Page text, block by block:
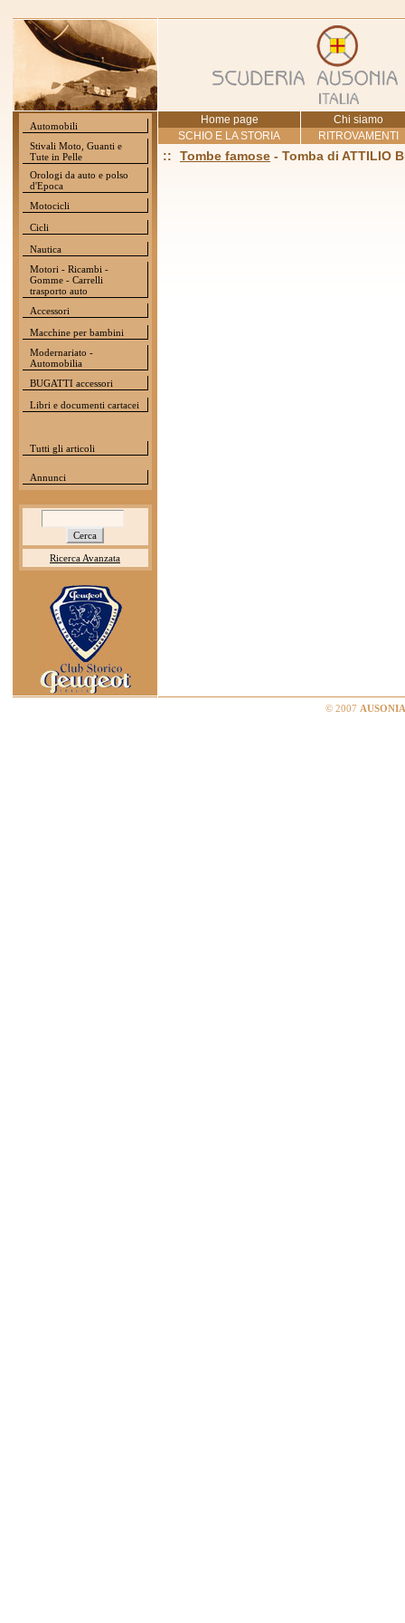
Automobili
Stivali Moto, Guanti e
Tute in Pelle
Orologi da auto e polso
d'Epoca
Motocicli
Cicli
Nautica
Motori - Ricambi -
Gomme - Carrelli
trasporto auto
Accessori
Macchine per bambini
Modernariato -
Automobilia
BUGATTI accessori
Libri e documenti cartacei
Tutti gli articoli
Annunci
Ricerca Avanzata
Home page
Chi siamo
SCHIO E LA STORIA
RITROVAMENTI
:: Tombe famose - Tomba di ATTILIO
© 2007